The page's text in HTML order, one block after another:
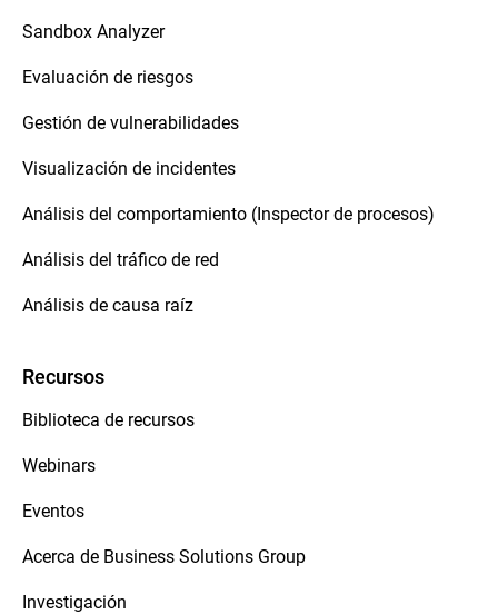
Sandbox Analyzer
Evaluación de riesgos
Gestión de vulnerabilidades
Visualización de incidentes
Análisis del comportamiento (Inspector de procesos)
Análisis del tráfico de red
Análisis de causa raíz
Recursos
Biblioteca de recursos
Webinars
Eventos
Acerca de Business Solutions Group
Investigación